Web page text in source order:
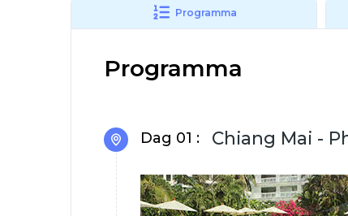
Programma
Programma
Dag 01 : Chiang Mai -